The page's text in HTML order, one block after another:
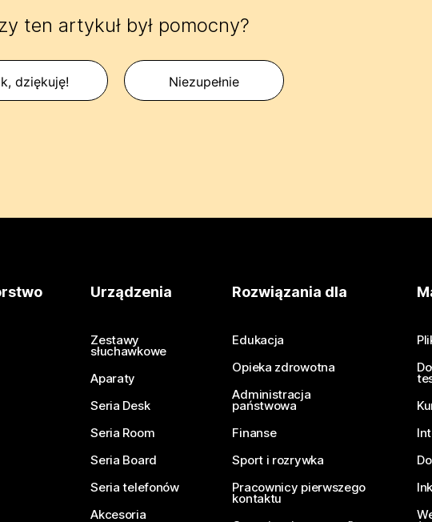
ten artykuł był pomocny?
dziękuję! Niezupełnie
Urządzenia
Zestawy
słuchawkowe
Aparaty
Seria Desk
Seria Room
Seria Board
Seria telefonów
Akcesoria
Rozwiązania dla
Edukacja
Opieka zdrowotna
Administracja
państwowa
Finanse
Sport i rozrywka
Pracownicy pierwszego
kontaktu